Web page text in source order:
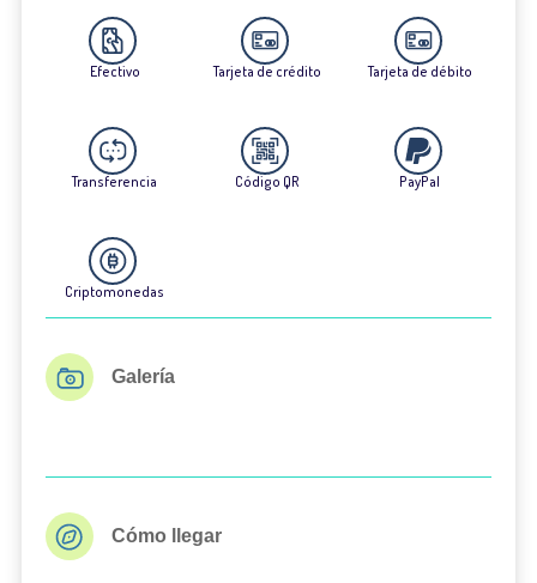
Efectivo Tarjeta de crédito Tarjeta de débito
Transferencia Código QR PayPal
Criptomonedas
Galería
Cómo llegar